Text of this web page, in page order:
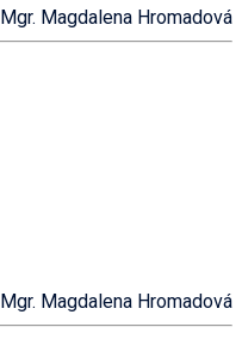
Mgr. Magdalena Hromadová
Mgr. Magdalena Hromadová